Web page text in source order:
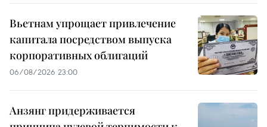
Вьетнам упрощает привлечение
капитала посредством выпуска
корпоративных облигаций
06/08/2026 23:00
Анзянг придерживается